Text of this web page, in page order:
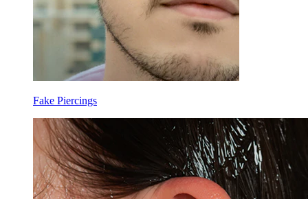
Fake Piercings